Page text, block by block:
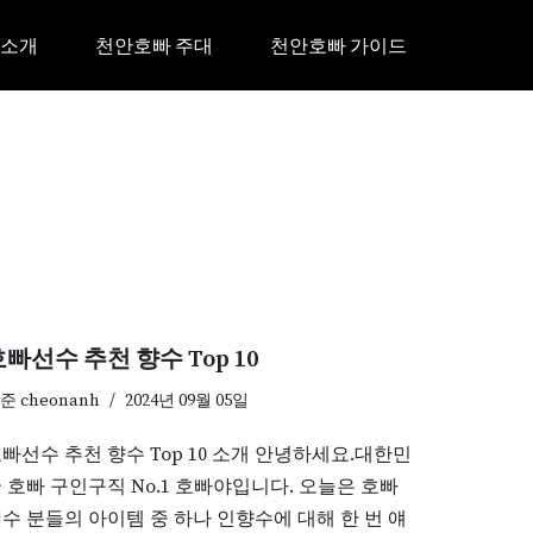
개 천안호빠 주대 천안호빠 가이드
빠선수 추천 향수 Top 10
cheonanh 2024년 09월 05일
선수 추천 향수 Top 10 소개 안녕하세요.대한민
호빠 구인구직 No.1 호빠야입니다. 오늘은 호빠
분들의 아이템 중 하나 인향수에 대해 한 번 얘